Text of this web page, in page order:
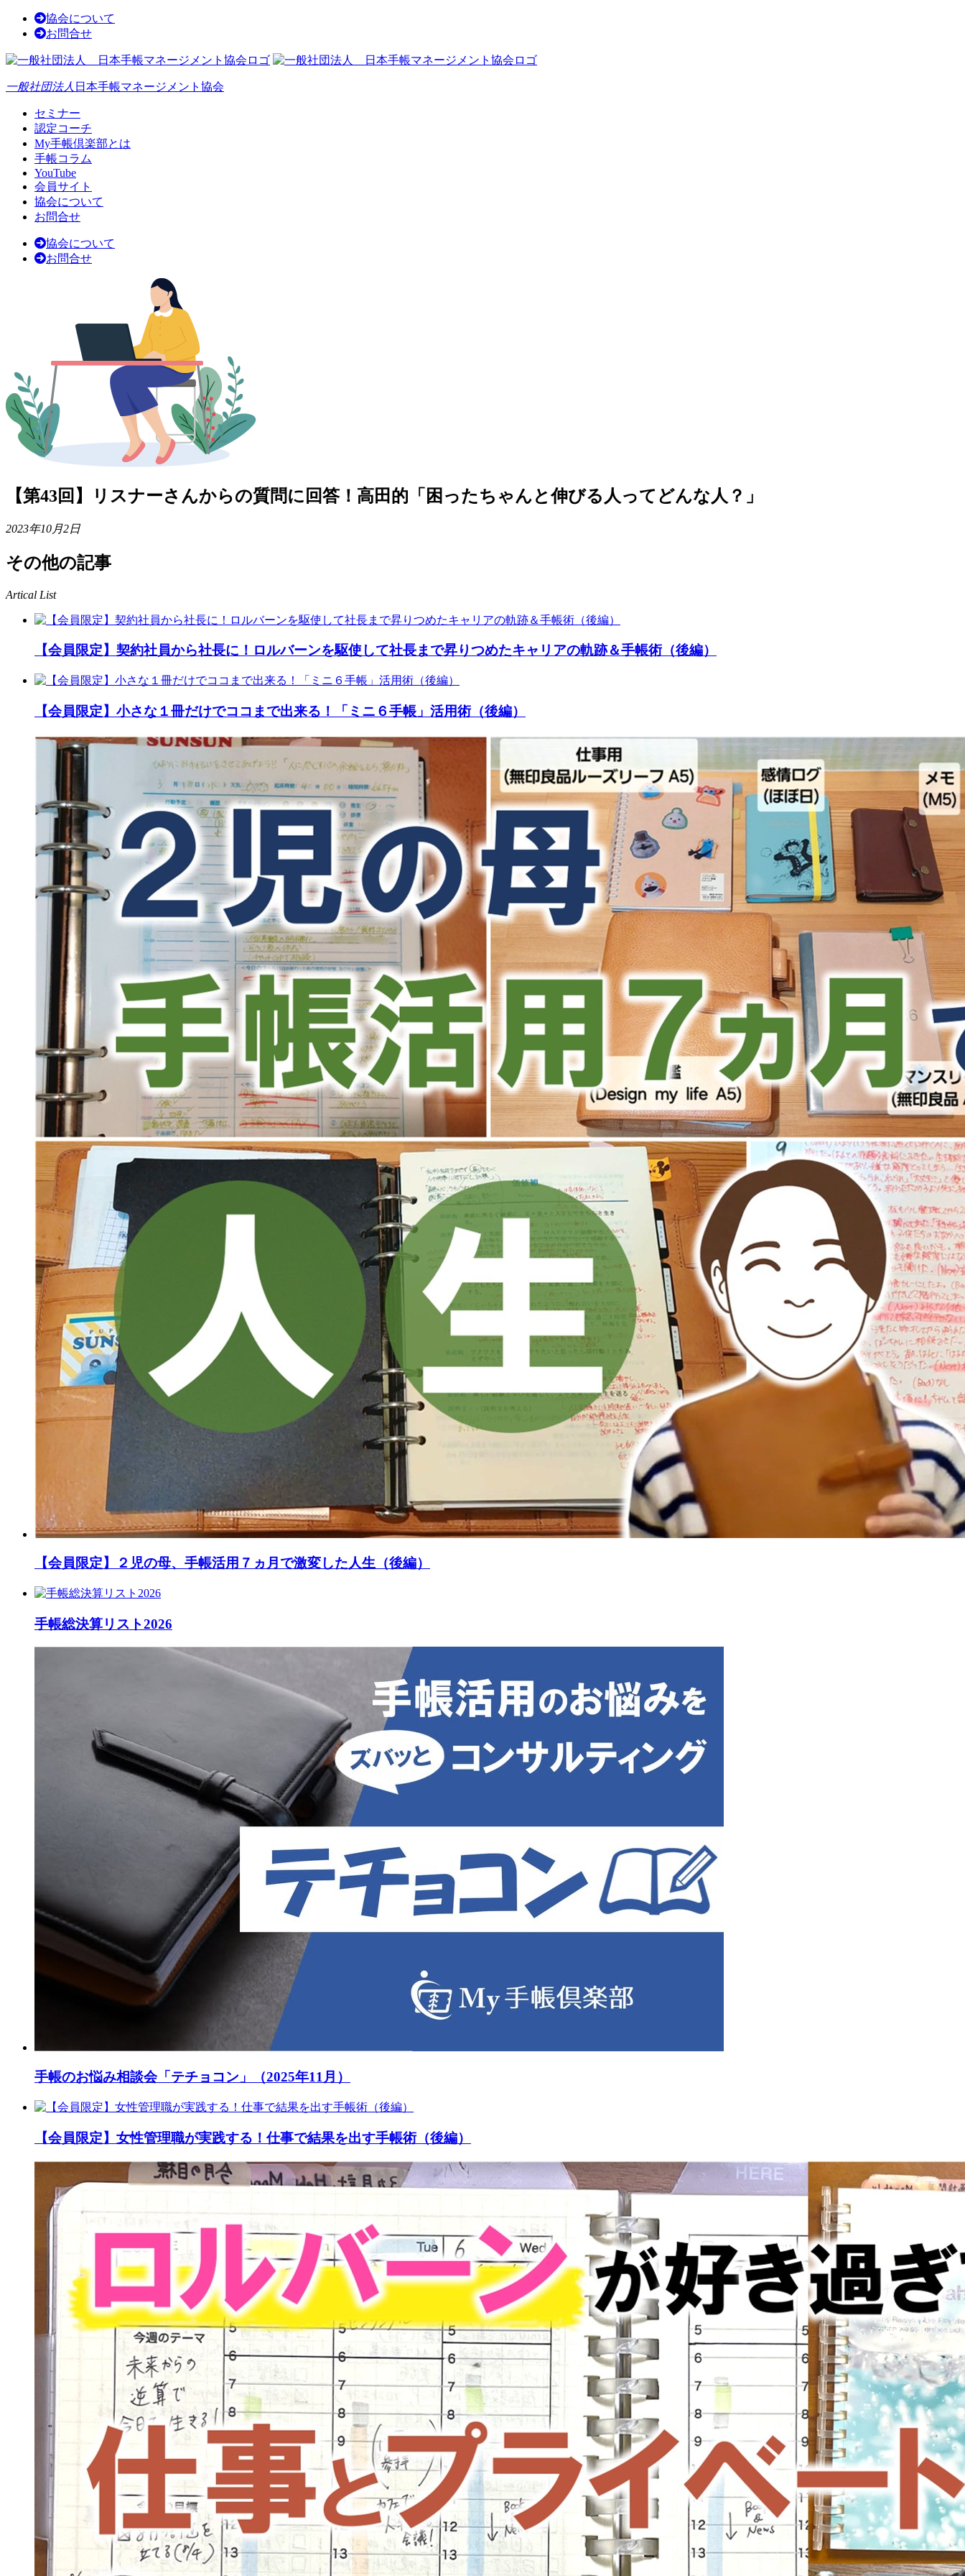
協会について
お問合せ
一般社団法人 日本手帳マネージメント協会
セミナー
認定コーチ
My手帳倶楽部とは
手帳コラム
YouTube
会員サイト
協会について
お問合せ
協会について
お問合せ
【第43回】リスナーさんからの質問に回答！高田的「困ったちゃんと伸びる人ってどんな人？」
2023年10月2日
その他の記事
Artical List
【会員限定】契約社員から社長に！ロルバーンを駆使して社長まで昇りつめたキャリアの軌跡＆手帳術（後編）
【会員限定】小さな１冊だけでココまで出来る！「ミニ６手帳」活用術（後編）
【会員限定】２児の母、手帳活用７ヵ月で激変した人生（後編）
手帳総決算リスト2026
手帳のお悩み相談会「テチョコン」（2025年11月）
【会員限定】女性管理職が実践する！仕事で結果を出す手帳術（後編）